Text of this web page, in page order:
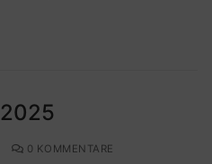
0 KOMMENTARE